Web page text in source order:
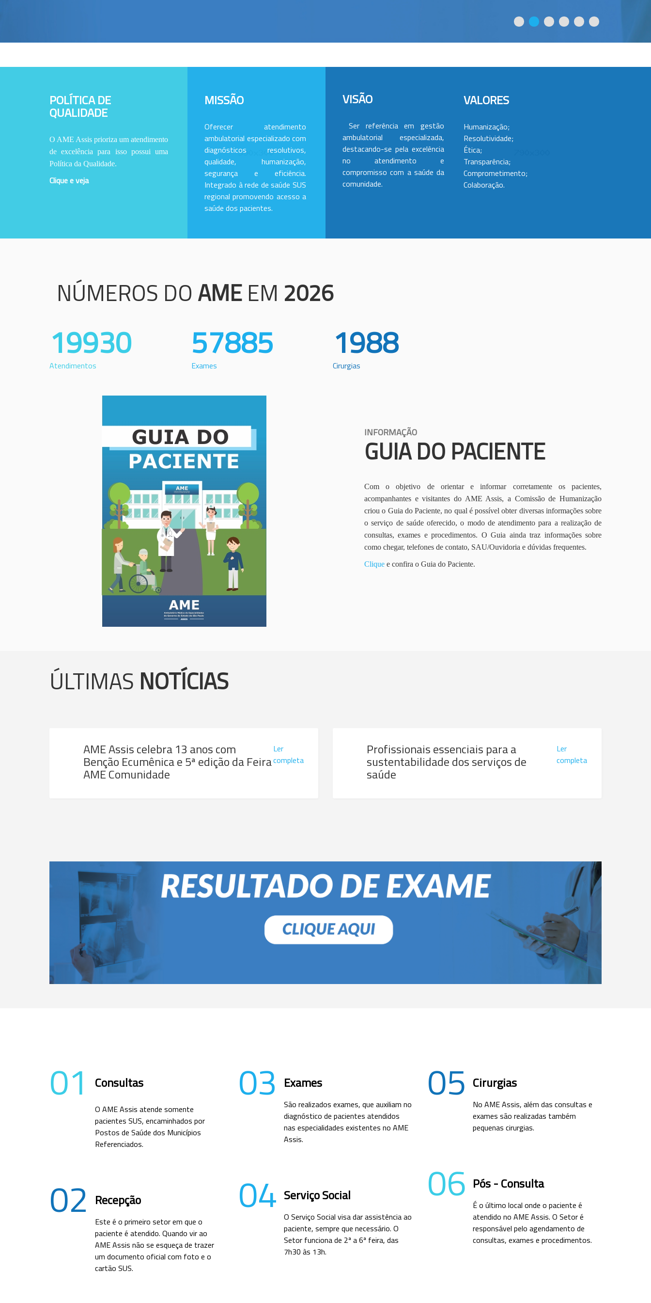
POLÍTICA DE
QUALIDADE
O AME Assis prioriza um atendimento
de excelência para isso possui uma
Política da Qualidade.
Clique e veja
MISSÃO
Oferecer atendimento
ambulatorial especializado com
diagnósticos resolutivos,
qualidade, humanização,
segurança e eficiência.
Integrado à rede de saúde SUS
regional promovendo acesso a
saúde dos pacientes.
VISÃO
Ser referência em gestão
ambulatorial especializada,
destacando-se pela excelência
no atendimento e
compromisso com a saúde da
comunidade.
VALORES
Humanização;
Resolutividade;
Ética;
Transparência;
Comprometimento;
Colaboração.
NÚMEROS DO AME EM 2026
19930
Atendimentos
57885
Exames
1988
Cirurgias
INFORMAÇÃO
GUIA DO PACIENTE
Com o objetivo de orientar e informar corretamente os pacientes,
acompanhantes e visitantes do AME Assis, a Comissão de Humanização
criou o Guia do Paciente, no qual é possível obter diversas informações sobre
o serviço de saúde oferecido, o modo de atendimento para a realização de
consultas, exames e procedimentos. O Guia ainda traz informações sobre
como chegar, telefones de contato, SAU/Ouvidoria e dúvidas frequentes.
Clique e confira o Guia do Paciente.
ÚLTIMAS NOTÍCIAS
AME Assis celebra 13 anos com
Benção Ecumênica e 5ª edição da Feira
AME Comunidade
Ler
completa
Profissionais essenciais para a
sustentabilidade dos serviços de
saúde
Ler
completa
01 Consultas
O AME Assis atende somente
pacientes SUS, encaminhados por
Postos de Saúde dos Municípios
Referenciados.
02 Recepção
Este é o primeiro setor em que o
paciente é atendido. Quando vir ao
AME Assis não se esqueça de trazer
um documento oficial com foto e o
cartão SUS.
03 Exames
São realizados exames, que auxiliam no
diagnóstico de pacientes atendidos
nas especialidades existentes no AME
Assis.
04 Serviço Social
O Serviço Social visa dar assistência ao
paciente, sempre que necessário. O
Setor funciona de 2ª a 6ª feira, das
7h30 às 13h.
05 Cirurgias
No AME Assis, além das consultas e
exames são realizadas também
pequenas cirurgias.
06 Pós - Consulta
É o último local onde o paciente é
atendido no AME Assis. O Setor é
responsável pelo agendamento de
consultas, exames e procedimentos.